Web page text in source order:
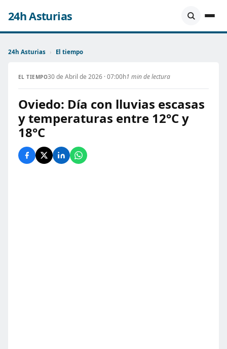
24h Asturias
24h Asturias › El tiempo
EL TIEMPO30 de Abril de 2026 · 07:00h1 min de lectura
Oviedo: Día con lluvias escasas
y temperaturas entre 12°C y
18°C